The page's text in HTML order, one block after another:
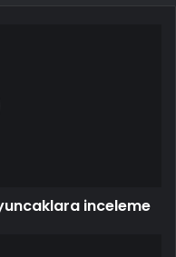
inceleme